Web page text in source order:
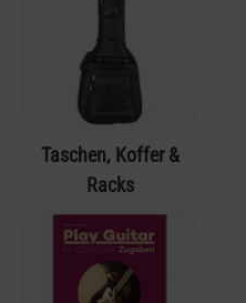
Taschen, Koffer &
Racks